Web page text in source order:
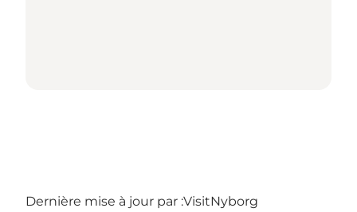
Dernière mise à jour par :VisitNyborg